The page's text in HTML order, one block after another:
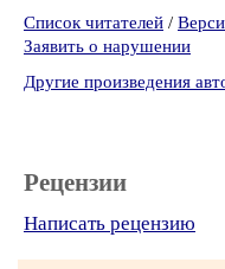
Список читателей /
Заявить о нарушении
Другие произведения
Рецензии
Написать рецензию